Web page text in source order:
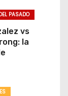
PASADO
vs
la